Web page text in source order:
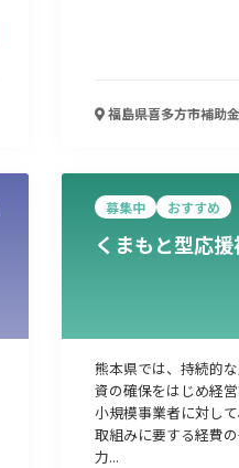
福島県喜多方市補助金
募集中 おすすめ
くまもと型応
熊本県では、持続的
資の確保をはじめ経
小規模事業者に対し
取組みに要する経費
力...